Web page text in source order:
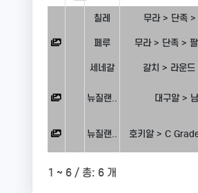
칠레 무라 > 단족
페루 무라 > 단족 >
세네갈 갈치 > 라운
뉴질랜.. 대구알 >
뉴질랜.. 호키알 > C
1 ~ 6 / 총: 6 개